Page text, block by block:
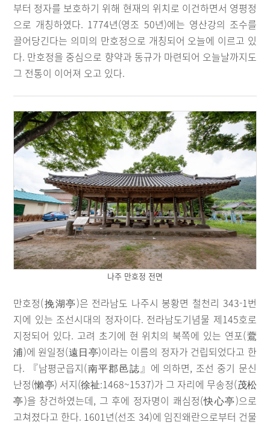
부터 정자를 보호하기 위해 현재의 위치로 이건하면서 영평정
으로 개칭하였다. 1774년(영조 50년)에는 영산강의 조수를
끌어당긴다는 의미의 만호정으로 개칭되어 오늘에 이르고 있
다. 만호정을 중심으로 향약과 동규가 마련되어 오늘날까지도
그 전통이 이어져 오고 있다.
나주 만호정 전면
만호정(挽湖亭)은 전라남도 나주시 봉황면 철천리 343-1번
지에 있는 조선시대의 정자이다. 전라남도기념물 제145호로
지정되어 있다. 고려 초기에 현 위치의 북쪽에 있는 연포(鷰
浦)에 원일정(遠日亭)이라는 이름의 정자가 건립되었다고 한
다. 『남평군읍지(南平郡邑誌』에 의하면, 조선 중기 문신
난정(懶亭) 서지(徐祉:1468~1537)가 그 자리에 무송정(茂松
亭)을 창건하였는데, 그 후에 정자명이 쾌심정(快心亭)으로
고쳐졌다고 한다. 1601년(선조 34)에 임진왜란으로부터 건물